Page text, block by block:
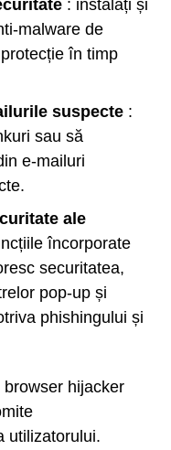
: instalați și
malware de
în timp
suspecte :
sau să
e-mailuri
ale
încorporate
securitatea,
pop-up și
phishingului și
hijacker
utilizatorului.